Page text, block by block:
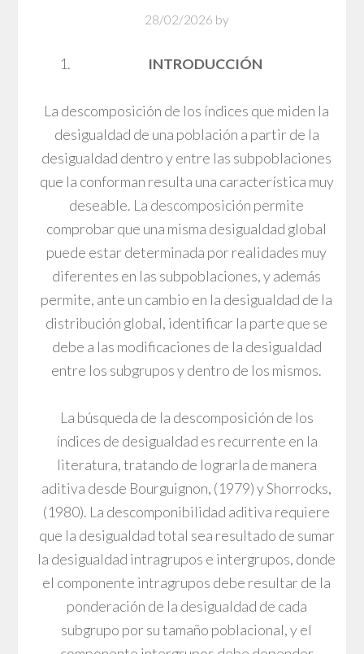
28/02/2026 by
INTRODUCCIÓN
La descomposición de los índices que miden la
desigualdad de una población a partir de la
desigualdad dentro y entre las subpoblaciones
que la conforman resulta una característica muy
deseable. La descomposición permite
comprobar que una misma desigualdad global
puede estar determinada por realidades muy
diferentes en las subpoblaciones, y además
permite, ante un cambio en la desigualdad de la
distribución global, identificar la parte que se
debe a las modificaciones de la desigualdad
entre los subgrupos y dentro de los mismos.
La búsqueda de la descomposición de los
índices de desigualdad es recurrente en la
literatura, tratando de lograrla de manera
aditiva desde Bourguignon, (1979) y Shorrocks,
(1980). La descomponibilidad aditiva requiere
que la desigualdad total sea resultado de sumar
la desigualdad intragrupos e intergrupos, donde
el componente intragrupos debe resultar de la
ponderación de la desigualdad de cada
subgrupo por su tamaño poblacional, y el